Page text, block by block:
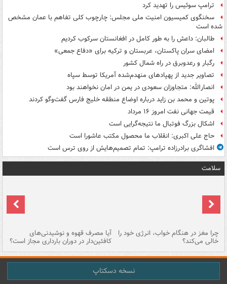
ترامپ سوئیس را تهدید کرد
سخنگوی کمیسیون امنیت ملی مجلس: چارچوب کلی تفاهم با عمان مشخص
شده است
طالبان: داعش را به طور کامل در افغانستان سرکوب کردیم
امضای سران پاکستان، عربستان و ترکیه برای «دفاع جمعی»
رگبار و رعدوبرق در راه شمال کشور
تصاویر جدید از پهپادهای منهدم‌شده آمریکا توسط سپاه
انصارالله: متجاوزان سعودی در یمن در امان نخواهند بود
پوتین و محمد بن زاید درباره اوضاع منطقه خلیج فارس گفت‌وگو کردند
قیمت جهانی نفت امروز ۱۶ مرداد
اشکال بزرگ فوتبال ما نتیجه‌گرایی است
حاج علی اکبری: انقلاب ما محصول مکتب عاشورا است
افشاگری برادرزاده ترامپ: تمام تصمیم‌هایش از روی ترس است
سلامت
چرا مغز در هنگام خواب، انرژی خود را
خالی می‌کند؟
آیا مصرف قهوه و نوشیدنی‌های
کافئین‌دار در دوران بارداری مجاز است؟
نسخه دسکتاپ